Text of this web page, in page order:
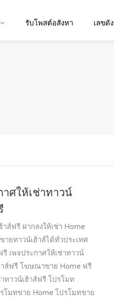
รับโพสต์อสังหา เลขดัง
าศให้เช่าทาวน์
าส์ฟรี ฝากลงให้เช่า Home
ายทาวน์เฮ้าส์ได้ทั่วประเทศ
รี เพจประกาศให้เช่าทาวน์
ส์ฟรี โฆษณาขาย Home ฟรี
ทาวน์เฮ้าส์ฟรี โปรโมท
โมทขาย Home โปรโมทขาย